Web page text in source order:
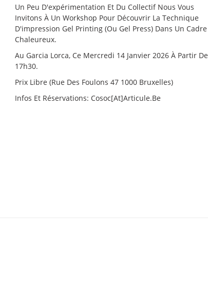
Un Peu D'expérimentation Et Du Collectif Nous Vous
Invitons À Un Workshop Pour Découvrir La Technique
D'impression Gel Printing (ou Gel Press) Dans Un Cadre
Chaleureux.
Au Garcia Lorca, Ce Mercredi 14 Janvier 2026 À Partir De
17h30.
Prix Libre (Rue Des Foulons 47 1000 Bruxelles)
Infos Et Réservations: Cosoc[at]articule.be